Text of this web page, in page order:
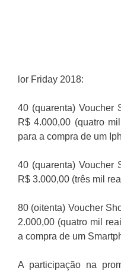
lor Friday 2018:
40 (quarenta) Voucher
R$ 4.000,00 (quatro
para a compra de um
40 (quarenta) Voucher
R$ 3.000,00 (três mil
80 (oitenta) Voucher
2.000,00 (quatro mil
a compra de um
A participação na